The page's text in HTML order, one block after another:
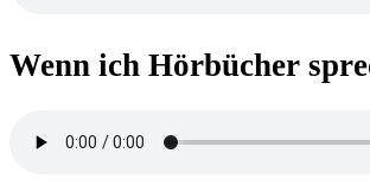
Wenn ich Hörbücher